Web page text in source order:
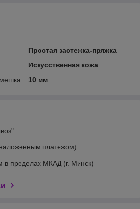
Простая застежка-пряжка
Искусственная кожа
10 мм
платежом)
в пределах МКАД (г. Минск)